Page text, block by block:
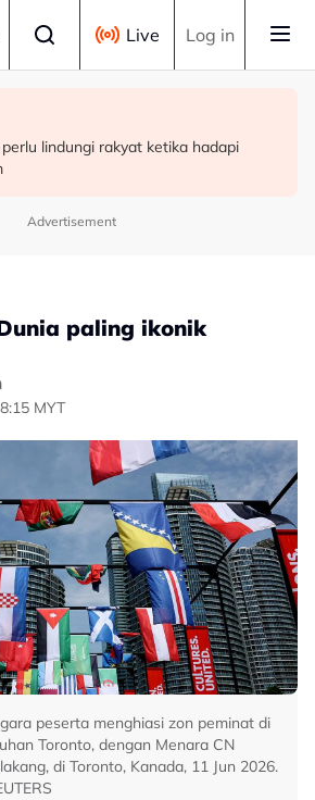
Live Log in
BN runding angihan kerusi
ketika sedang berlumba haram di
lindungi rakyat ketika hadapi
Advertisement
paling ikonik
MYT
peserta menghiasi zon peminat di
Toronto, dengan Menara CN
di Toronto, Kanada, 11 Jun 2026.